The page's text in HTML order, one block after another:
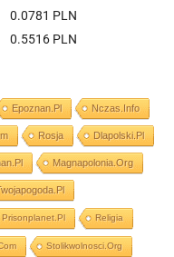
0.0781 PLN
0.5516 PLN
Epoznan.pl Nczas.info
Rosja Dlapolski.pl
Magnapolonia.org
Prisonplanet.pl Religia
Stolikwolnosci.org